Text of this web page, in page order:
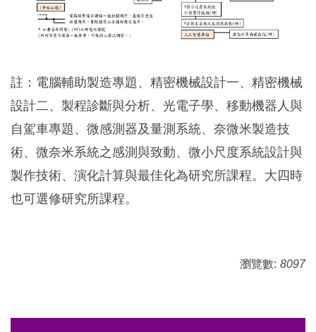
註：電腦輔助製造專題、精密機械設計一、精密機械
設計二、製程診斷與分析、光電子學、移動機器人與
自駕車專題、微感測器及量測系統、奈微米製造技
術、微奈米系統之感測與致動、微小尺度系統設計與
製作技術、演化計算與最佳化為研究所課程。大四時
也可選修研究所課程。
瀏覽數: 8097